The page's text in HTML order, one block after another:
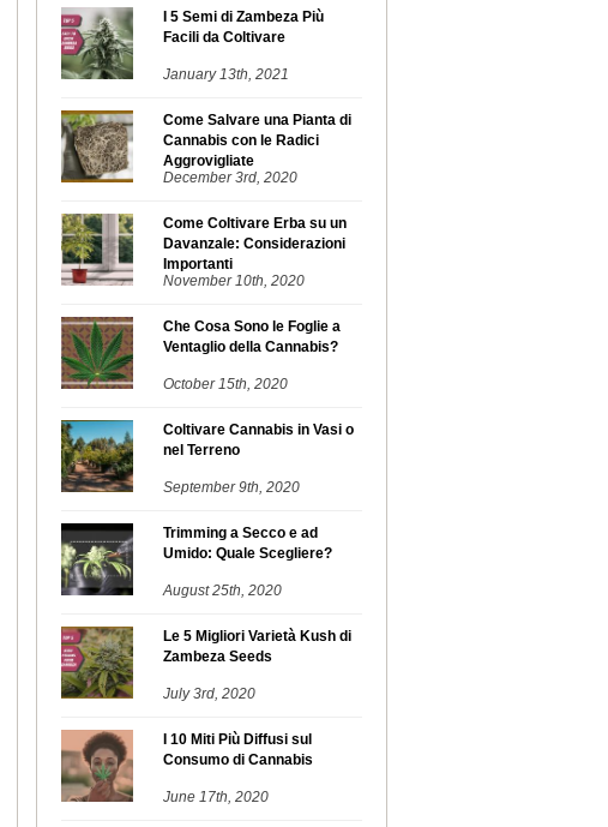
I 5 Semi di Zambeza Più
Facili da Coltivare
January 13th, 2021
Come Salvare una Pianta di
Cannabis con le Radici
Aggrovigliate
December 3rd, 2020
Come Coltivare Erba su un
Davanzale: Considerazioni
Importanti
November 10th, 2020
Che Cosa Sono le Foglie a
Ventaglio della Cannabis?
October 15th, 2020
Coltivare Cannabis in Vasi o
nel Terreno
September 9th, 2020
Trimming a Secco e ad
Umido: Quale Scegliere?
August 25th, 2020
Le 5 Migliori Varietà Kush di
Zambeza Seeds
July 3rd, 2020
I 10 Miti Più Diffusi sul
Consumo di Cannabis
June 17th, 2020